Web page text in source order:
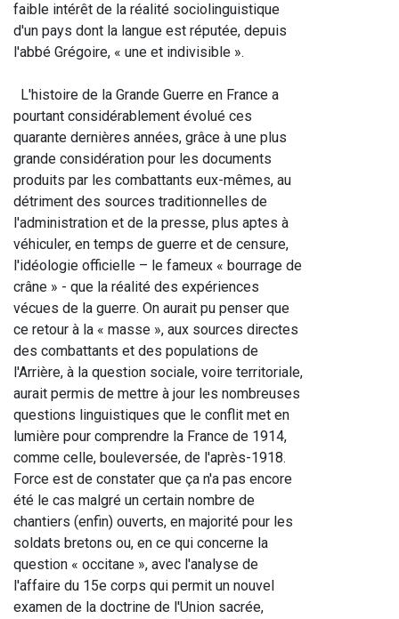
faible intérêt de la réalité sociolinguistique
d'un pays dont la langue est réputée, depuis
l'abbé Grégoire, « une et indivisible ».
pourtant considérablement évolué ces
quarante dernières années, grâce à une plus
grande considération pour les documents
produits par les combattants eux-mêmes, au
détriment des sources traditionnelles de
l'administration et de la presse, plus aptes à
véhiculer, en temps de guerre et de censure,
l'idéologie officielle – le fameux « bourrage de
crâne » - que la réalité des expériences
vécues de la guerre. On aurait pu penser que
ce retour à la « masse », aux sources directes
des combattants et des populations de
l'Arrière, à la question sociale, voire territoriale,
aurait permis de mettre à jour les nombreuses
questions linguistiques que le conflit met en
lumière pour comprendre la France de 1914,
comme celle, bouleversée, de l'après-1918.
Force est de constater que ça n'a pas encore
été le cas malgré un certain nombre de
chantiers (enfin) ouverts, en majorité pour les
soldats bretons ou, en ce qui concerne la
question « occitane », avec l'analyse de
l'affaire du 15e corps qui permit un nouvel
examen de la doctrine de l'Union sacrée,